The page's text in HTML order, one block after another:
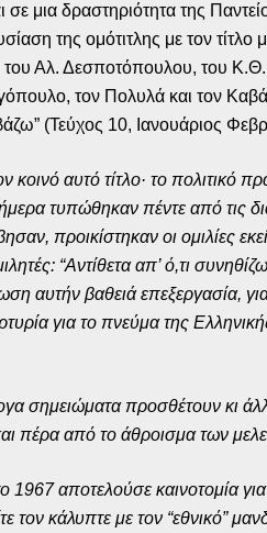
μια δραστηριότητα της
της ομότιτλης με τον τίτλο
του Αλ. Δεσποτόπουλου, του
τον Πολυλά και τον
(Τεύχος 10, Ιανουάριος
αυτό τίτλο· το πολιτικό
τυπώθηκαν πέντε από τις
προικίστηκαν οι ομιλίες
“Αντίθετα απ’ ό,τι
αυτήν βαθειά επεξεργασία,
για το πνεύμα της
σημειώματα προσθέτουν κι
πέρα από το άθροισμα των
1967 αποτελούσε καινοτομία
τον κάλυπτε με τον “εθνικό”